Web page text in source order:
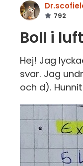
792
Boll i
Hej! Jag
svar. Jag
och d).